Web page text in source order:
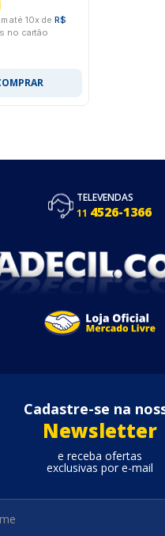
até 10x de R$
no cartão
TELEVENDAS
11 4526-1366
Cadastre-se na
Newsletter
e receba ofertas
exclusivas por e-mail